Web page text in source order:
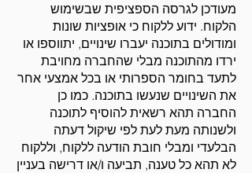
מעודכן לגרסה הספציפית שבשימוש
הלקוח. ידוע ללקוח כי אופציות שונות
ומודולים בתוכנה יעברו שינויים, יתווספו או
ירדו מהתוכנה מבלי שהחברה מחויבת
לתעד בחומר הספרותי או בכל אמצעי אחר
את השינויים שנעשו בתוכנה. כמו כן
החברה תהא רשאית להוסיף לתוכנה
ולשנותה מעת לעת לפי שיקול דעתה
הבלעדי ומבלי חובת הודעה ללקוח, וללקוח
לא תהא כל טענה, תביעה ו/או דרישה בעניין